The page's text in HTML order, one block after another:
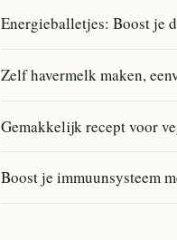
Energieballetjes: Boost je
Zelf havermelk maken,
Gemakkelijk recept voor
Boost je immuunsysteem